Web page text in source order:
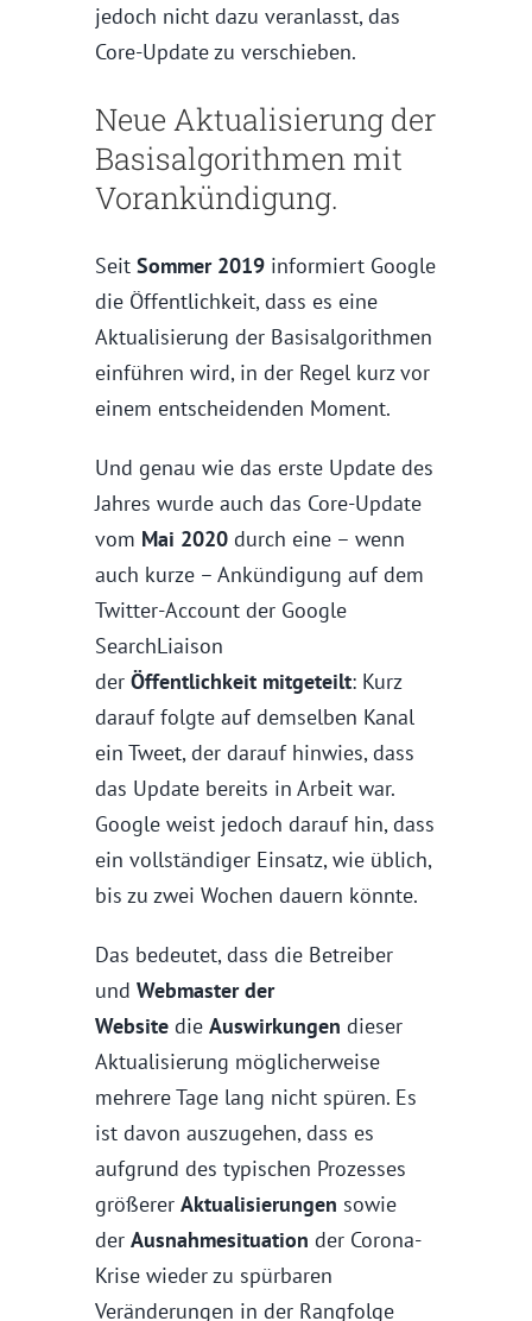
jedoch nicht dazu veranlasst, das
Core-Update zu verschieben.
Neue Aktualisierung der
Basisalgorithmen mit
Vorankündigung.
Seit Sommer 2019 informiert Google
die Öffentlichkeit, dass es eine
Aktualisierung der Basisalgorithmen
einführen wird, in der Regel kurz vor
einem entscheidenden Moment.
Und genau wie das erste Update des
Jahres wurde auch das Core-Update
vom Mai 2020 durch eine – wenn
auch kurze – Ankündigung auf dem
Twitter-Account der Google
SearchLiaison
der Öffentlichkeit mitgeteilt: Kurz
darauf folgte auf demselben Kanal
ein Tweet, der darauf hinwies, dass
das Update bereits in Arbeit war.
Google weist jedoch darauf hin, dass
ein vollständiger Einsatz, wie üblich,
bis zu zwei Wochen dauern könnte.
Das bedeutet, dass die Betreiber
und Webmaster der
Website die Auswirkungen dieser
Aktualisierung möglicherweise
mehrere Tage lang nicht spüren. Es
ist davon auszugehen, dass es
aufgrund des typischen Prozesses
größerer Aktualisierungen sowie
der Ausnahmesituation der Corona-
Krise wieder zu spürbaren
Veränderungen in der Rangfolge